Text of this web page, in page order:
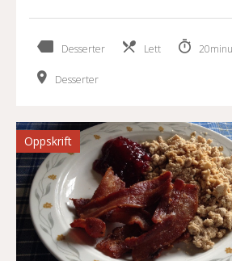
Desserter Lett
Desserter
Oppskrift